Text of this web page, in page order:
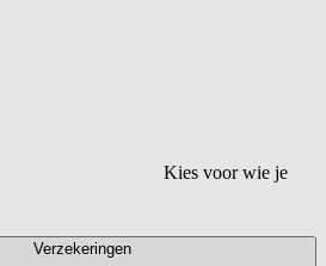
Kies voor wie je
Verzekeringen